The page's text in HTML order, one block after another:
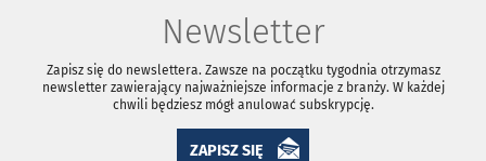
Newsletter
Zapisz się do newslettera. Zawsze na początku tygodnia otrzymasz
newsletter zawierający najważniejsze informacje z branży. W każdej
chwili będziesz mógł anulować subskrypcję.
ZAPISZ SIĘ